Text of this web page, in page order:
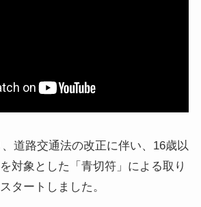
道路交通法の改正に伴い、16歳以
対象とした「青切符」による取り
タートしました。